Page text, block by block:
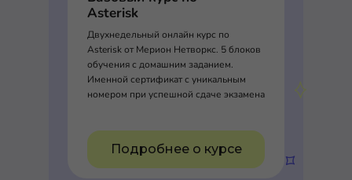
Asterisk
Двухнедельный онлайн курс по
Asterisk от Мерион Нетворкс. 5 блоков
обучения с домашним заданием.
Именной сертификат с уникальным
номером при успешной сдаче экзамена
Подробнее о курсе